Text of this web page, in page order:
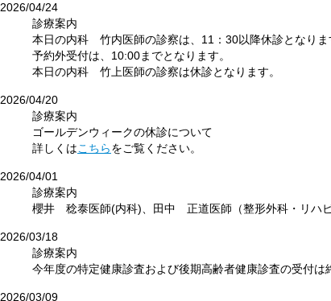
2026/04/24
診療案内
本日の内科 竹内医師の診察は、11：30以降休診となりま
予約外受付は、10:00までとなります。
本日の内科 竹上医師の診察は休診となります。
2026/04/20
診療案内
ゴールデンウィークの休診について
詳しくはこちらをご覧ください。
2026/04/01
診療案内
櫻井 稔泰医師(内科)、田中 正道医師（整形外科・リハ
2026/03/18
診療案内
今年度の特定健康診査および後期高齢者健康診査の受付は
2026/03/09